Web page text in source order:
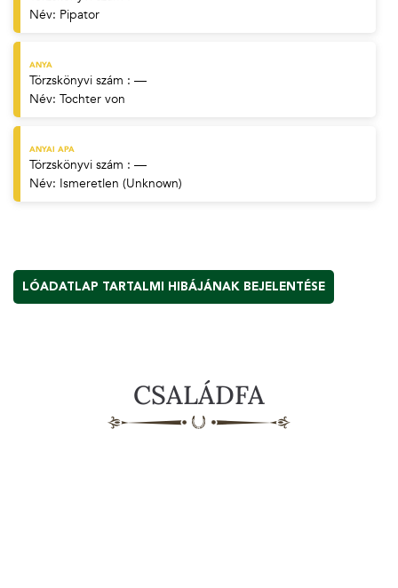
Név: Pipator
ANYA
Törzskönyvi szám : —
Név: Tochter von
ANYAI APA
Törzskönyvi szám : —
Név: Ismeretlen (Unknown)
LÓADATLAP TARTALMI HIBÁJÁNAK BEJELENTÉSE
CSALÁDFA